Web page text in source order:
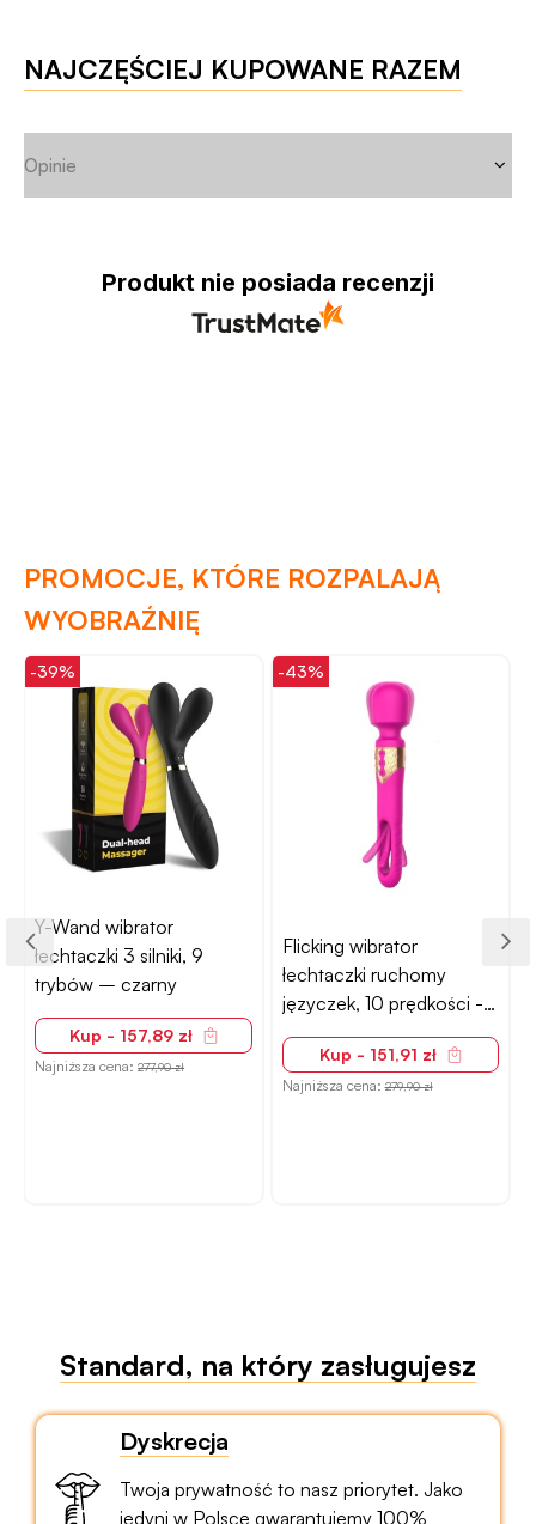
NAJCZĘŚCIEJ KUPOWANE RAZEM
Opinie
Produkt nie posiada recenzji
PROMOCJE, KTÓRE ROZPALAJĄ
WYOBRAŹNIĘ
-39%
Y-Wand wibrator
łechtaczki 3 silniki, 9
trybów – czarny
Kup - 157,89 zł
Najniższa cena:277,90 zł
-43%
Flicking wibrator
łechtaczki ruchomy
języczek, 10 prędkości -
różowa czerwień
Kup - 151,91 zł
Najniższa cena:279,90 zł
Standard, na który zasługujesz
Dyskrecja
Twoja prywatność to nasz priorytet. Jako
jedyni w Polsce gwarantujemy 100%